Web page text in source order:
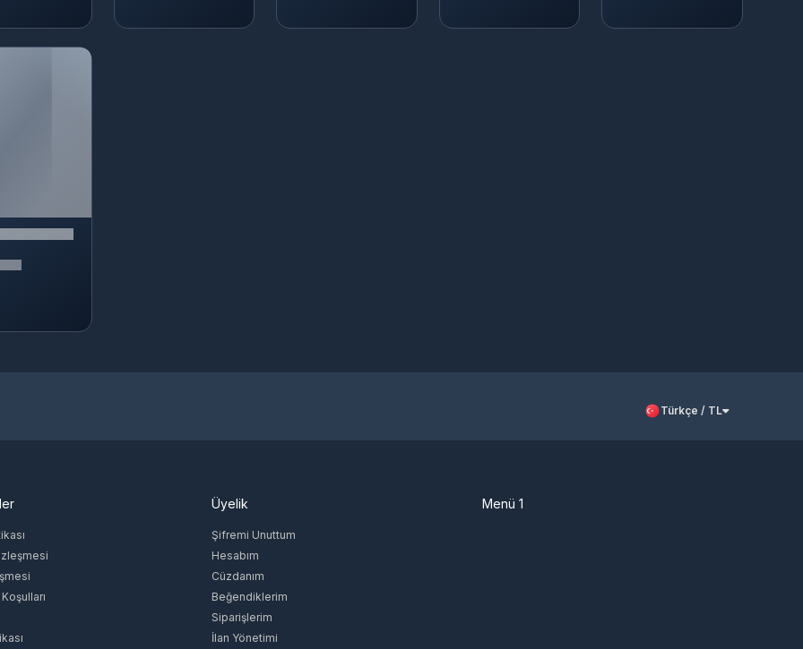
Türkçe / TL
Üyelik
Şifremi Unuttum
Hesabım
Cüzdanım
Beğendiklerim
Siparişlerim
İlan Yönetimi
Menü 1